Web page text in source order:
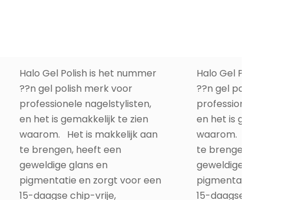
Halo Gel Polish is het nummer
??n gel polish merk voor
professionele nagelstylisten,
en het is gemakkelijk te zien
waarom. Het is makkelijk aan
te brengen, heeft een
geweldige glans en
pigmentatie en zorgt voor een
15-daagse chip-vrije,
Halo Gel Polish is
??n gel polish merk
professionele
en het is
waarom. Het is
te brengen, heeft
geweldige glans en
pigmentatie en
15-daagse chip-vrije,